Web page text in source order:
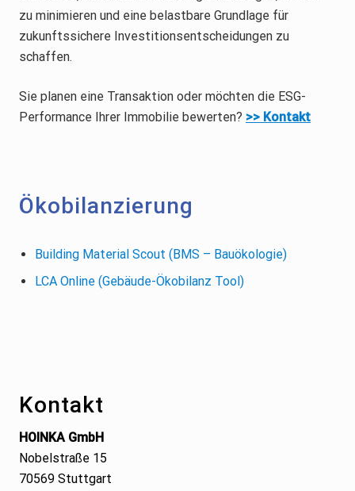
zu minimieren und eine belastbare Grundlage für
zukunftssichere Investitionsentscheidungen zu
schaffen.
Sie planen eine Transaktion oder möchten die ESG-
Performance Ihrer Immobilie bewerten? >> Kontakt
Ökobilanzierung
Building Material Scout (BMS – Bauökologie)
LCA Online (Gebäude-Ökobilanz Tool)
Kontakt
HOINKA GmbH
Nobelstraße 15
70569 Stuttgart